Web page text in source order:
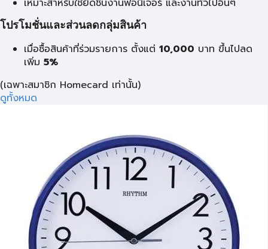
เหมาะสำหรับใช้ยึดชิ้นงานฟอนิเจอร์ และงานทั่วไปอื่นๆ
โปรโมชั่นและส่วนลดกลุ่มสินค้า
เมื่อซื้อสินค้าที่ร่วมรายการ ตั้งแต่ 10,000 บาท ขึ้นไปลด
เพิ่ม 5%
(เฉพาะสมาชิก Homecard เท่านั้น)
ดูทั้งหมด